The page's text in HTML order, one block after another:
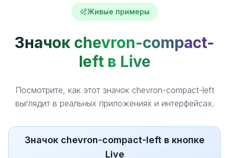
Живые примеры
Значок chevron-compact-
left в Live
Посмотрите, как этот значок chevron-compact-left
выглядит в реальных приложениях и интерфейсах.
Значок chevron-compact-left в кнопке
Live